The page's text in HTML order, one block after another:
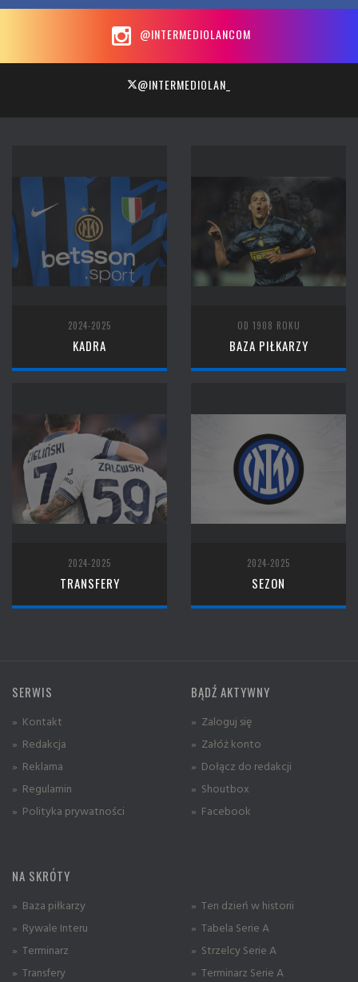
@INTERMEDIOLANCOM
@INTERMEDIOLAN_
2024-2025
KADRA
OD 1908 ROKU
BAZA PIŁKARZY
2024-2025
TRANSFERY
2024-2025
SEZON
SERWIS
» Kontakt
» Redakcja
» Reklama
» Regulamin
» Polityka prywatności
BĄDŹ AKTYWNY
» Zaloguj się
» Załóż konto
» Dołącz do redakcji
» Shoutbox
» Facebook
NA SKRÓTY
» Baza piłkarzy
» Rywale Interu
» Terminarz
» Transfery
» Ten dzień w historii
» Tabela Serie A
» Strzelcy Serie A
» Terminarz Serie A